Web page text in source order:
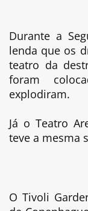
Durante a
lenda que os
teatro da
foram
explodiram.
Já o Teatro
teve a mesma
O Tivoli